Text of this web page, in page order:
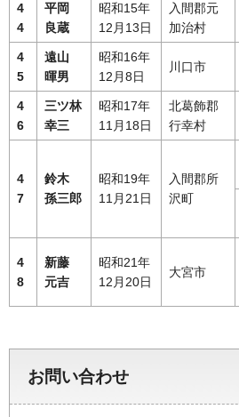
4
4
平岡
良蔵
昭和15年
12月13日
入間郡元
加治村
4
5
遠山
暉男
昭和16年
12月8日
川口市
4
6
三ツ林
幸三
昭和17年
11月18日
北葛飾郡
行幸村
4
7
鈴木
孫三郎
昭和19年
11月21日
入間郡所
沢町
4
8
新藤
元吉
昭和21年
12月20日
大宮市
お問い合わせ